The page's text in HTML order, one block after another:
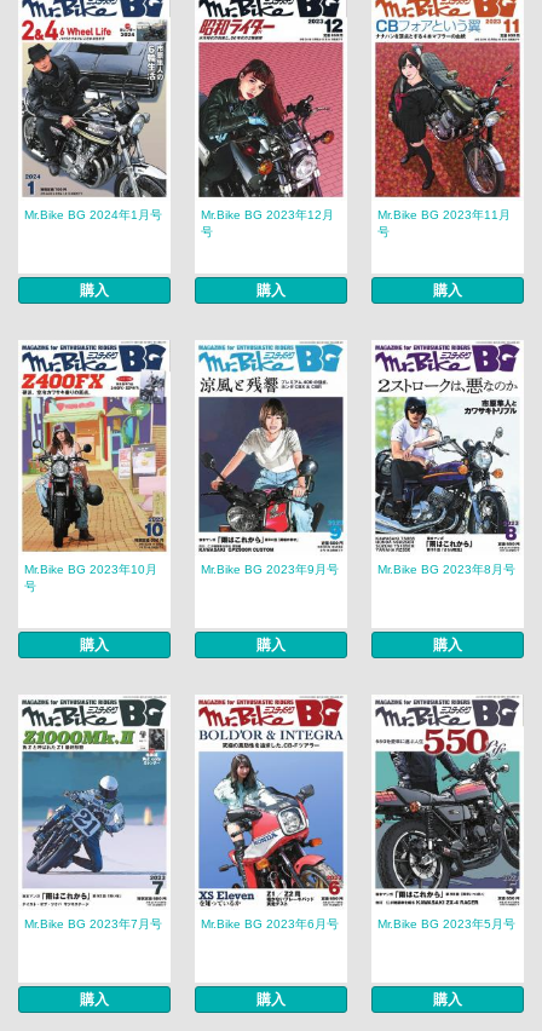
Mr.Bike BG 2024年1月号
購入
Mr.Bike BG 2023年12月
号
購入
Mr.Bike BG 2023年11月
号
購入
Mr.Bike BG 2023年10月
号
購入
Mr.Bike BG 2023年9月号
購入
Mr.Bike BG 2023年8月号
購入
Mr.Bike BG 2023年7月号
購入
Mr.Bike BG 2023年6月号
購入
Mr.Bike BG 2023年5月号
購入